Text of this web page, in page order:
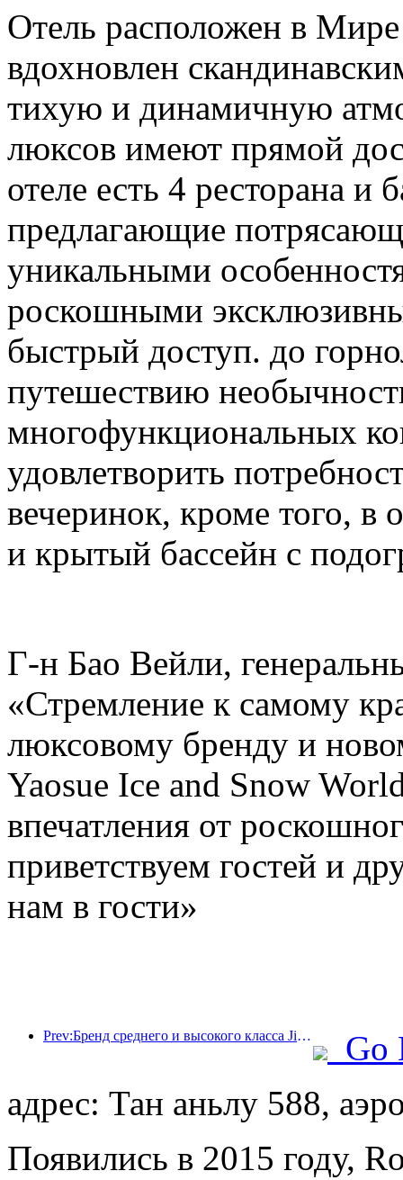
Отель расположен в
вдохновлен
тихую и динамичную
люксов имеют прямой
отеле есть 4 ресторана и
предлагающие
уникальными
роскошными
быстрый доступ. до
путешествию
многофункциональных
удовлетворить
вечеринок, кроме того, в
и крытый бассейн с
Г-н Бао Вейли,
«Стремление к самому
люксовому бренду и
Yaosue Ice and Snow
впечатления от
приветствуем гостей и
нам в гости»
Prev:Бренд среднего и высокого класса Jingsheng Hotel официально отправляется в плавание, открывая новую модель интеграции киберспорта, культуры и туризма.
Go
адрес: Тан аньлу 588,
Появились в 2015 году,